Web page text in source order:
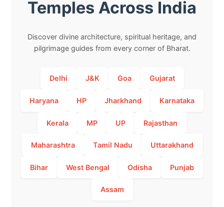
Temples Across India
Discover divine architecture, spiritual heritage, and
pilgrimage guides from every corner of Bharat.
Delhi J&K Goa Gujarat
Haryana HP Jharkhand Karnataka
Kerala MP UP Rajasthan
Maharashtra Tamil Nadu Uttarakhand
Bihar West Bengal Odisha Punjab
Assam